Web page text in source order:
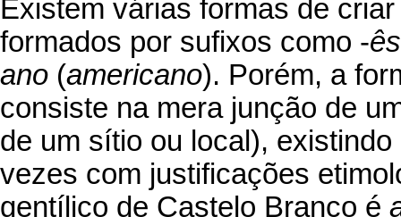
Existem várias formas de
formados por sufixos como -ês
ano (americano). Porém, a
consiste na mera junção de
de um sítio ou local),
vezes com justificações
gentílico de Castelo Branco é